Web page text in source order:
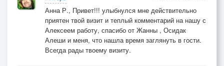
Анна Р., Привет!!! улыбнулся мне действительно
приятен твой визит и теплый комментарий на нашу с
Алексеем работу, спасибо от Жанны , Осидак
Алеши и меня, что нашла время заглянуть в гости.
Всегда рады твоему визиту.